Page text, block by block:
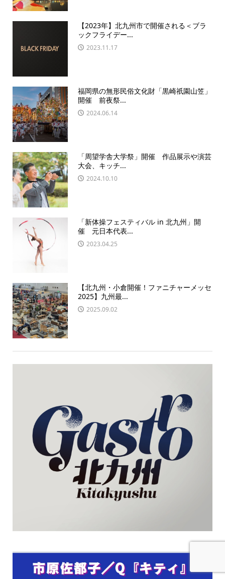
【2023年】北九州市で開催される＜ブラ
ックフライデー...
2023.11.17
福岡県の無形民俗文化財「黒崎祇園山笠」
開催 前夜祭...
2024.06.14
「周望学舎大学祭」開催 作品展示や演芸
大会、キッチ...
2024.10.10
「新体操フェスティバル in 北九州」開
催 元日本代表...
2023.04.25
【北九州・小倉開催！ファニチャーメッセ
2025】九州最...
2025.09.02